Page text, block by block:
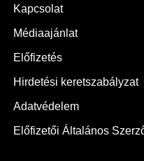
Kapcsolat
Médiaajánlat
Előfizetés
Hirdetési keretszabályzat
Adatvédelem
Előfizetői Általános